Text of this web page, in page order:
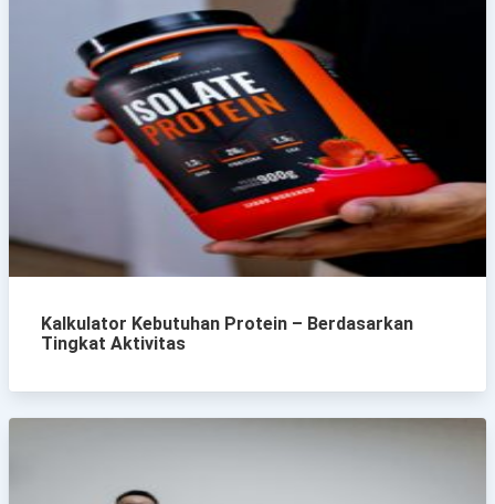
Kalkulator Kebutuhan Protein – Berdasarkan
Tingkat Aktivitas